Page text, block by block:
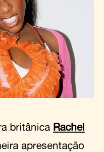
britânica Rachel
apresentação